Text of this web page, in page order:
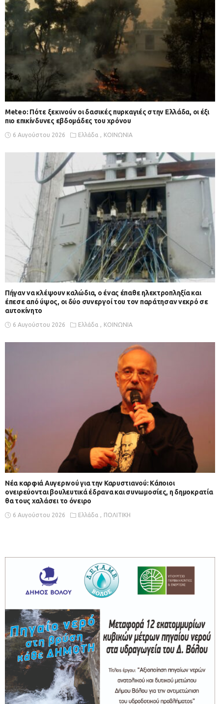
Meteo: Πότε ξεκινούν οι δασικές πυρκαγιές στην Ελλάδα, οι έξι
πιο επικίνδυνες εβδομάδες του χρόνου
6 Αυγούστου 2026 Ελλάδα ΚΟΙΝΩΝΙΑ
Πήγαν να κλέψουν καλώδια, ο ένας έπαθε ηλεκτροπληξία και
έπεσε από ύψος, οι δύο συνεργοί του τον παράτησαν νεκρό σε
αυτοκίνητο
6 Αυγούστου 2026 Ελλάδα ΚΟΙΝΩΝΙΑ
Νέα καρφιά Αυγερινού για την Καρυστιανού: Kάποιοι
ονειρεύονται βουλευτικά έδρανα και συνωμοσίες, η δημοκρατία
θα τους χαλάσει το όνειρο
6 Αυγούστου 2026 Ελλάδα ΠΟΛΙΤΙΚΗ